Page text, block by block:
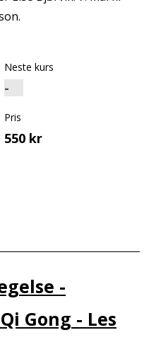
Neste kurs
Pris
550 kr
-
Gong - Les